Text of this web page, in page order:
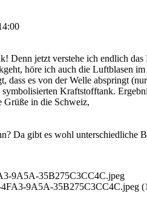
Denn jetzt verstehe ich endlich
höre ich auch die Luftblasen
dass es von der Welle abspringt
symbolisierten Kraftstofftank.
Grüße in die Schweiz,
Da gibt es wohl unterschiedliche
9A5A-35B275C3CC4C.jpeg